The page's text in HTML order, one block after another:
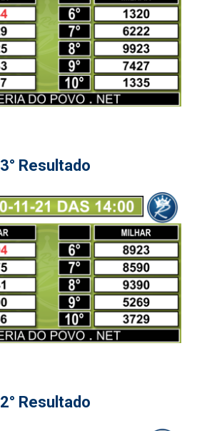
3° Resultado
2° Resultado